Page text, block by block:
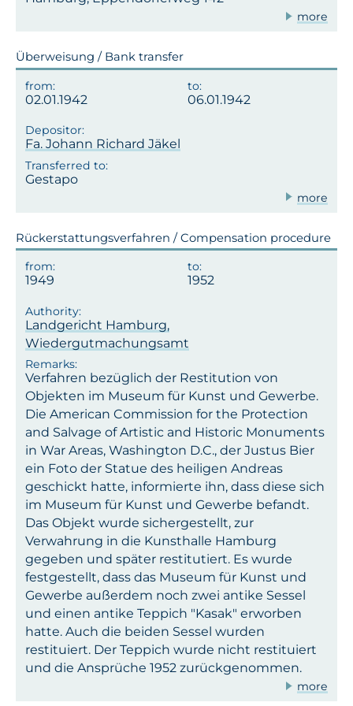
more
Überweisung / Bank transfer
02.01.1942 06.01.1942
Fa. Johann Richard Jäkel
Gestapo
more
Rückerstattungsverfahren / Compensation procedure
1949 1952
Landgericht Hamburg,
Wiedergutmachungsamt
Verfahren bezüglich der Restitution von
Objekten im Museum für Kunst und Gewerbe.
Die American Commission for the Protection
and Salvage of Artistic and Historic Monuments
in War Areas, Washington D.C., der Justus Bier
ein Foto der Statue des heiligen Andreas
geschickt hatte, informierte ihn, dass diese sich
im Museum für Kunst und Gewerbe befandt.
Das Objekt wurde sichergestellt, zur
Verwahrung in die Kunsthalle Hamburg
gegeben und später restitutiert. Es wurde
festgestellt, dass das Museum für Kunst und
Gewerbe außerdem noch zwei antike Sessel
und einen antike Teppich "Kasak" erworben
hatte. Auch die beiden Sessel wurden
restituiert. Der Teppich wurde nicht restituiert
und die Ansprüche 1952 zurückgenommen.
more